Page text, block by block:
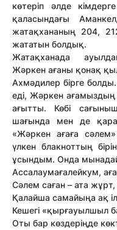
көтеріп әлде
қаласындағы
жатақхананың 204,
жататын болдық.
Жатақханада
Жәркен ағаны қонақ
Ахмәдилер бірге
еді, Жәркен
ағытты. Көбі
шағында мен де
«Жәркен ағаға
үлкен блакноттың
ұсындым. Онда
Ассалаумағалейкум,
Сәлем саған – ата
Қалайша самайыңа ақ
Кешегі «қырғауылшыл
Оты бар көздеріңде